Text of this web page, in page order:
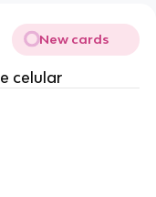
New cards
celular